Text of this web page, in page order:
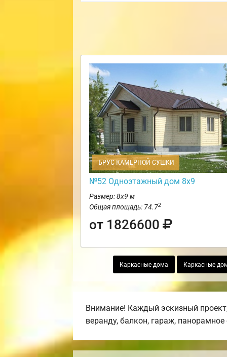
БРУС КАМЕРНОЙ СУШКИ
№52 Одноэтажный дом 8х9
Размер: 8х9 м
Общая площадь: 74.72
от 1826600
Каркасные дома Каркасные
Внимание! Каждый эскизный
веранду, балкон, гараж,